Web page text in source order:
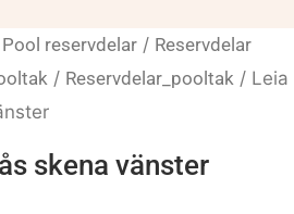
Pool reservdelar / Reservdelar
/ Reservdelar_pooltak / Leia
skena vänster